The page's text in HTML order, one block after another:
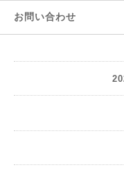
お問い合わせ